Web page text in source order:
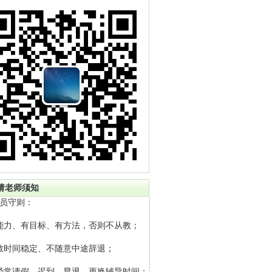
老师须知
守则：
力、有目标、有方法，否则不从教；
时间稳定、不随意中途辞退；